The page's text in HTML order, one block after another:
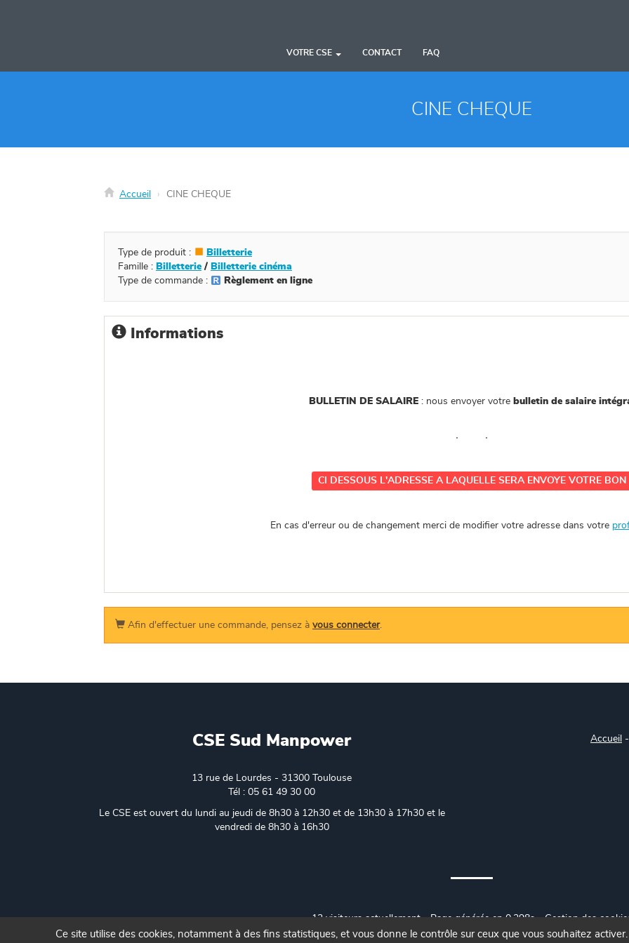
VOTRE CSE CONTACT FAQ
CINE CHEQUE
Accueil CINE CHEQUE
Type de produit :
Billetterie
Famille : Billetterie / Billetterie cinéma
Type de commande :
Règlement en ligne
Informations
BULLETIN DE SALAIRE: nous envoyer votre bulletin de salaire
CI DESSOUS L'ADRESSE A LAQUELLE SERA ENVOYE VOTRE BON
En cas d'erreur ou de changement merci de modifier votre adresse dans votre
Afin d'effectuer une commande, pensez à vous connecter.
CSE Sud Manpower
13 rue de Lourdes - 31300 Toulouse
Tél : 05 61 49 30 00
Le CSE est ouvert du lundi au jeudi de 8h30 à 12h30 et de 13h30 à 17h30 et le
vendredi de 8h30 à 16h30
Accueil -
12 visiteurs actuellement - Page générée en 0.298s -Gestion des
Ce site utilise des cookies, notamment à des fins statistiques, et vous donne le contrôle sur ceux que vous souhaitez activer.